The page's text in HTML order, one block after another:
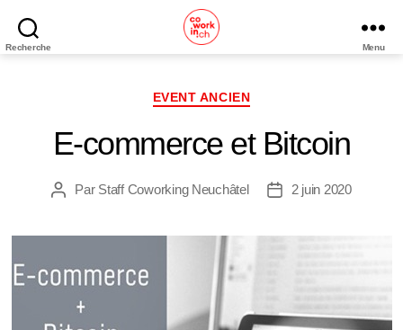
Recherche
Coworking
Menu
Catégories
EVENT ANCIEN
E-commerce et Bitcoin
Auteur
Par Staff Coworking Neuchâtel
Date2 juin 2020